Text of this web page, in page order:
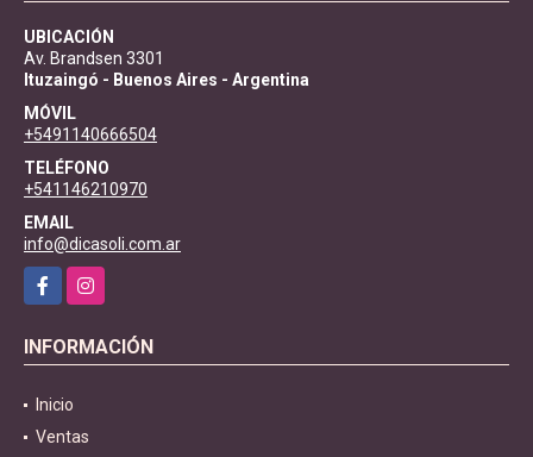
UBICACIÓN
Av. Brandsen 3301
Ituzaingó - Buenos Aires - Argentina
MÓVIL
+5491140666504
TELÉFONO
+541146210970
EMAIL
info@dicasoli.com.ar
FacebookInstagram
INFORMACIÓN
Inicio
Ventas